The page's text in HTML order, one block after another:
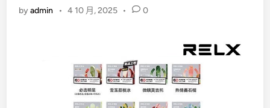
byadmin • 4 10 月, 2025 • 0